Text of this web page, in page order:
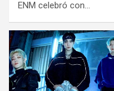
ENM celebró con…